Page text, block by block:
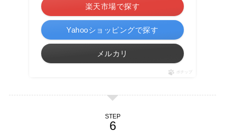
楽天市場で探す
Yahooショッピングで探す
メルカリ
ポチップ
STEP